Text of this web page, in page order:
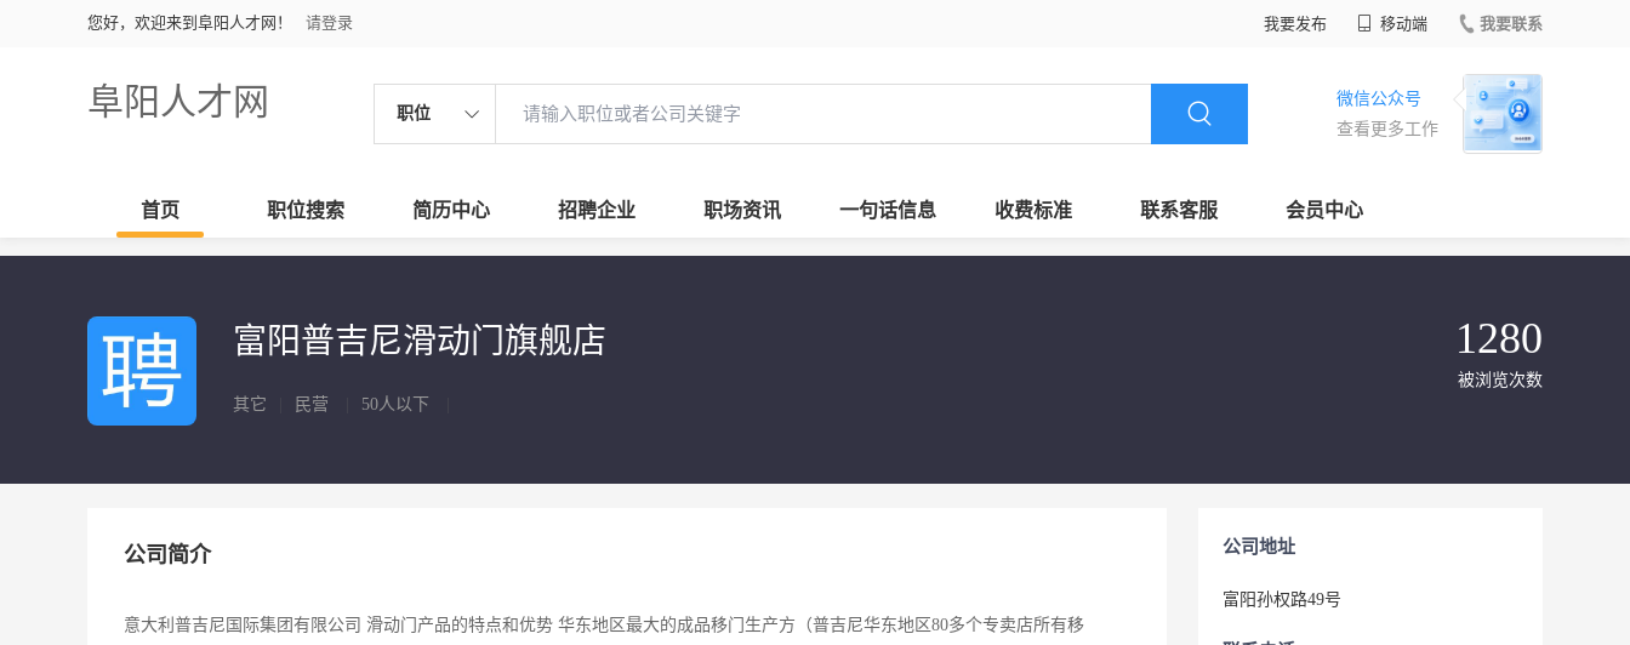
您好，欢迎来到阜阳人才网！ 请登录 我要发布 移动端 我要联系
阜阳人才网 职位
微信公众号
查看更多工作
首页 职位搜索 简历中心 招聘企业 职场资讯 一句话信息 收费标准 联系客服 会员中心
富阳普吉尼滑动门旗舰店
其它 民营 50人以下
1280
被浏览次数
公司简介
意大利普吉尼国际集团有限公司 滑动门产品的特点和优势 华东地区最大的成品移门生产方（普吉尼华东地区80多个专卖店所有移
公司地址
富阳孙权路49号